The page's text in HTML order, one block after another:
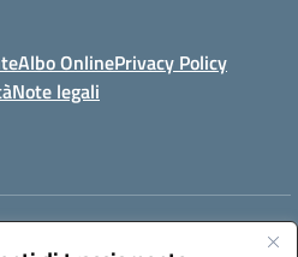
Albo OnlinePrivacy Policy
Note legali